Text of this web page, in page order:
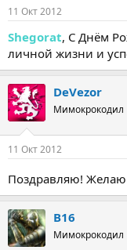
11 Окт 2012
Shegorat, С Днём
личной жизни и
DeVezor
Мимокрокодил
11 Окт 2012
Поздравляю!
B16
Мимокрокодил